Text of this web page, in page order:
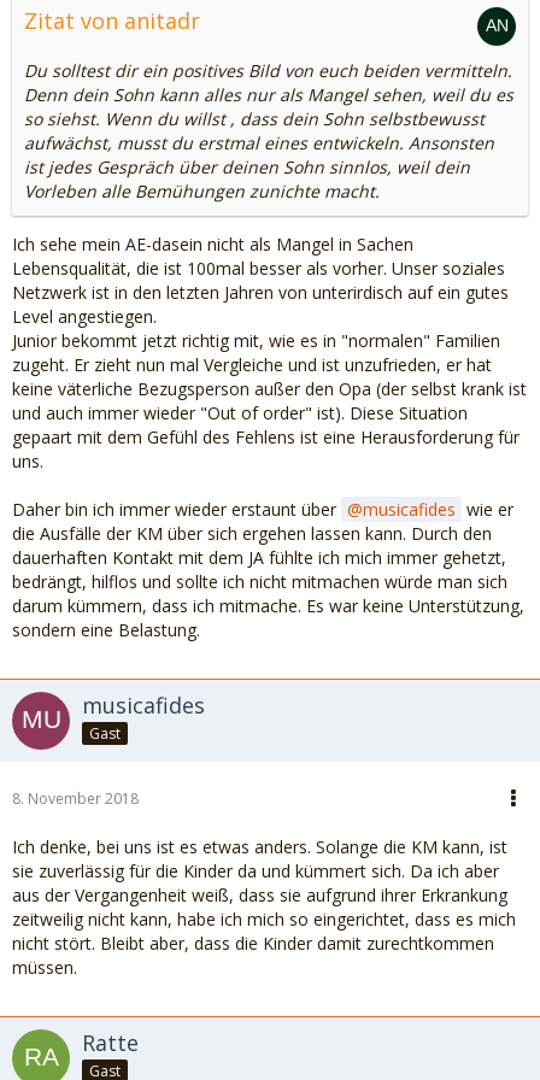
Zitat von anitadr
Du solltest dir ein positives Bild von euch beiden vermitteln.
Denn dein Sohn kann alles nur als Mangel sehen, weil du es
so siehst. Wenn du willst , dass dein Sohn selbstbewusst
aufwächst, musst du erstmal eines entwickeln. Ansonsten
ist jedes Gespräch über deinen Sohn sinnlos, weil dein
Vorleben alle Bemühungen zunichte macht.
Ich sehe mein AE-dasein nicht als Mangel in Sachen
Lebensqualität, die ist 100mal besser als vorher. Unser soziales
Netzwerk ist in den letzten Jahren von unterirdisch auf ein gutes
Level angestiegen.
Junior bekommt jetzt richtig mit, wie es in "normalen" Familien
zugeht. Er zieht nun mal Vergleiche und ist unzufrieden, er hat
keine väterliche Bezugsperson außer den Opa (der selbst krank ist
und auch immer wieder "Out of order" ist). Diese Situation
gepaart mit dem Gefühl des Fehlens ist eine Herausforderung für
uns.
Daher bin ich immer wieder erstaunt über musicafides wie er
die Ausfälle der KM über sich ergehen lassen kann. Durch den
dauerhaften Kontakt mit dem JA fühlte ich mich immer gehetzt,
bedrängt, hilflos und sollte ich nicht mitmachen würde man sich
darum kümmern, dass ich mitmache. Es war keine Unterstützung,
sondern eine Belastung.
musicafides
Gast
8. November 2018
Ich denke, bei uns ist es etwas anders. Solange die KM kann, ist
sie zuverlässig für die Kinder da und kümmert sich. Da ich aber
aus der Vergangenheit weiß, dass sie aufgrund ihrer Erkrankung
zeitweilig nicht kann, habe ich mich so eingerichtet, dass es mich
nicht stört. Bleibt aber, dass die Kinder damit zurechtkommen
müssen.
Ratte
Gast